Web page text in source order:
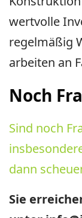
wertvolle
regelmäßig
arbeiten an
Noch
Sind noch
dann
Sie